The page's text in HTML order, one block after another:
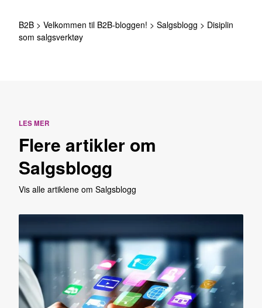
B2B > Velkommen til B2B-bloggen! > Salgsblogg > Disiplin
som salgsverktøy
LES MER
Flere artikler om
Salgsblogg
Vis alle artiklene om Salgsblogg